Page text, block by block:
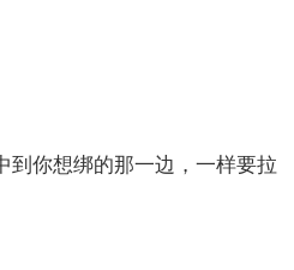
到你想绑的那一边，一样要拉